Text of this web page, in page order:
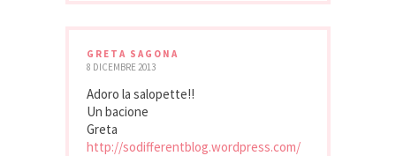
GRETA SAGONA
8 DICEMBRE 2013
Adoro la salopette!!
Un bacione
Greta
http://sodifferentblog.wordpress.com/